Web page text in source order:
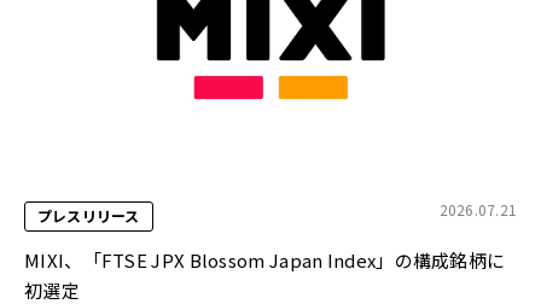
プレスリリース 2026.07.21
MIXI、「FTSE JPX Blossom Japan Index」の構成銘柄に
初選定